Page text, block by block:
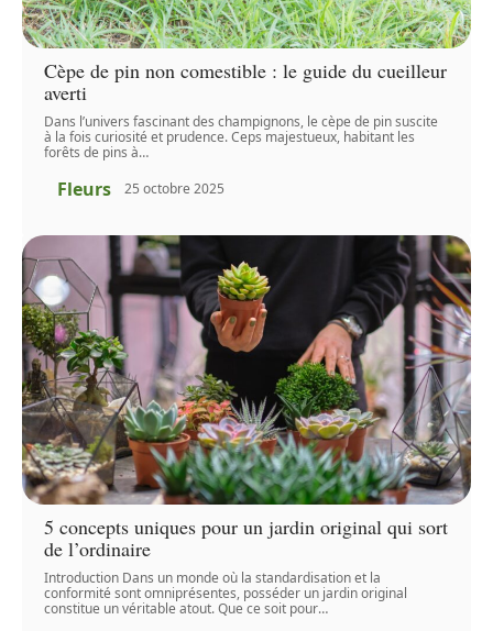
Cèpe de pin non comestible : le guide du cueilleur
averti
Dans l’univers fascinant des champignons, le cèpe de pin suscite
à la fois curiosité et prudence. Ceps majestueux, habitant les
forêts de pins à…
Fleurs 25 octobre 2025
5 concepts uniques pour un jardin original qui sort
de l’ordinaire
Introduction Dans un monde où la standardisation et la
conformité sont omniprésentes, posséder un jardin original
constitue un véritable atout. Que ce soit pour…